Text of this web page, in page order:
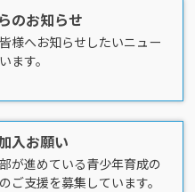
のお知らせ
様へお知らせしたいニュー
ます。
入お願い
が進めている青少年育成の
ご支援を募集しています。